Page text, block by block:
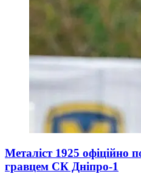
Металіст 1925 офіційно
гравцем СК Дніпро-1